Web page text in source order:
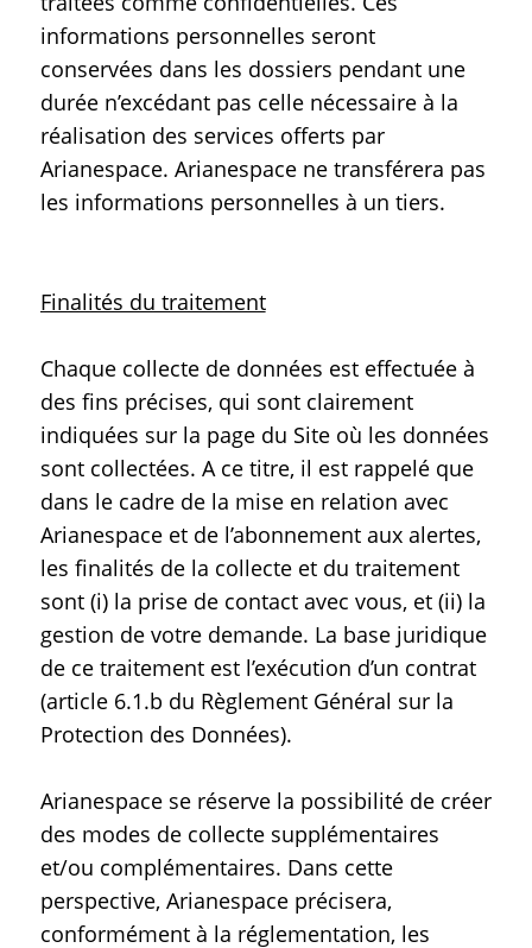
informations personnelles seront
conservées dans les dossiers pendant une
durée n’excédant pas celle nécessaire à la
réalisation des services offerts par
Arianespace. Arianespace ne transférera pas
les informations personnelles à un tiers.
Finalités du traitement
Chaque collecte de données est effectuée à
des fins précises, qui sont clairement
indiquées sur la page du Site où les données
sont collectées. A ce titre, il est rappelé que
dans le cadre de la mise en relation avec
Arianespace et de l’abonnement aux alertes,
les finalités de la collecte et du traitement
sont (i) la prise de contact avec vous, et (ii) la
gestion de votre demande. La base juridique
de ce traitement est l’exécution d’un contrat
(article 6.1.b du Règlement Général sur la
Protection des Données).
Arianespace se réserve la possibilité de créer
des modes de collecte supplémentaires
et/ou complémentaires. Dans cette
perspective, Arianespace précisera,
conformément à la réglementation, les